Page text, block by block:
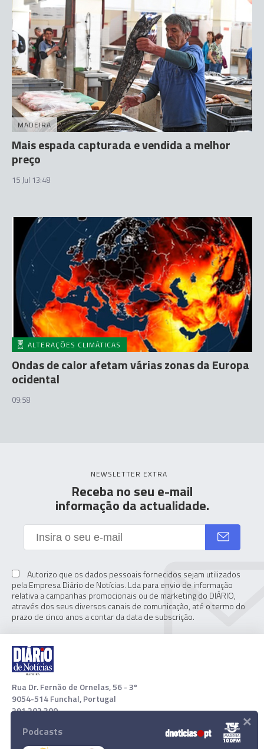
MADEIRA
Mais espada capturada e vendida a melhor
preço
15 Jul 13:48
ALTERAÇÕES CLIMÁTICAS
Ondas de calor afetam várias zonas da Europa
ocidental
09:58
NEWSLETTER EXTRA
Receba no seu e-mail
informação da actualidade.
Autorizo que os dados pessoais fornecidos sejam utilizados
pela Empresa Diário de Notícias. Lda para envio de informação
relativa a campanhas promocionais ou de marketing do DIÁRIO,
através dos seus diversos canais de comunicação, até o termo do
prazo de cinco anos a contar da data de subscrição.
Rua Dr. Fernão de Ornelas, 56 - 3º
9054-514 Funchal, Portugal
291 202 300
Download App
Podcasts ×